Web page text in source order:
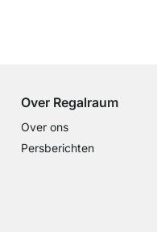
Over Regalraum
Over ons
Persberichten